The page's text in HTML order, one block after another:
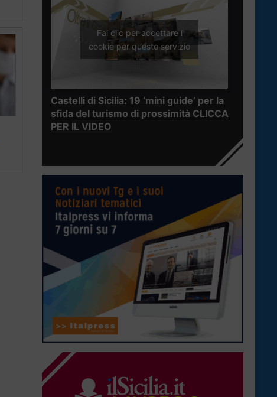
Fai clic per accettare i
cookie per questo servizio
Castelli di Sicilia: 19 ‘mini guide’ per la
sfida del turismo di prossimità CLICCA
PER IL VIDEO